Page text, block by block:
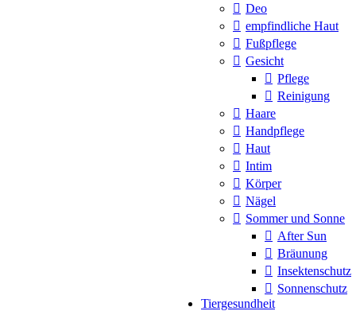
Deo
empfindliche Haut
Fußpflege
Gesicht
Pflege
Reinigung
Haare
Handpflege
Haut
Intim
Körper
Nägel
Sommer und Sonne
After Sun
Bräunung
Insektenschutz
Sonnenschutz
Tiergesundheit